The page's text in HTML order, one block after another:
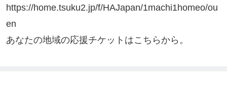
https://home.tsuku2.jp/f/HAJapan/1machi1homeo/ou
en
あなたの地域の応援チケットはこちらから。